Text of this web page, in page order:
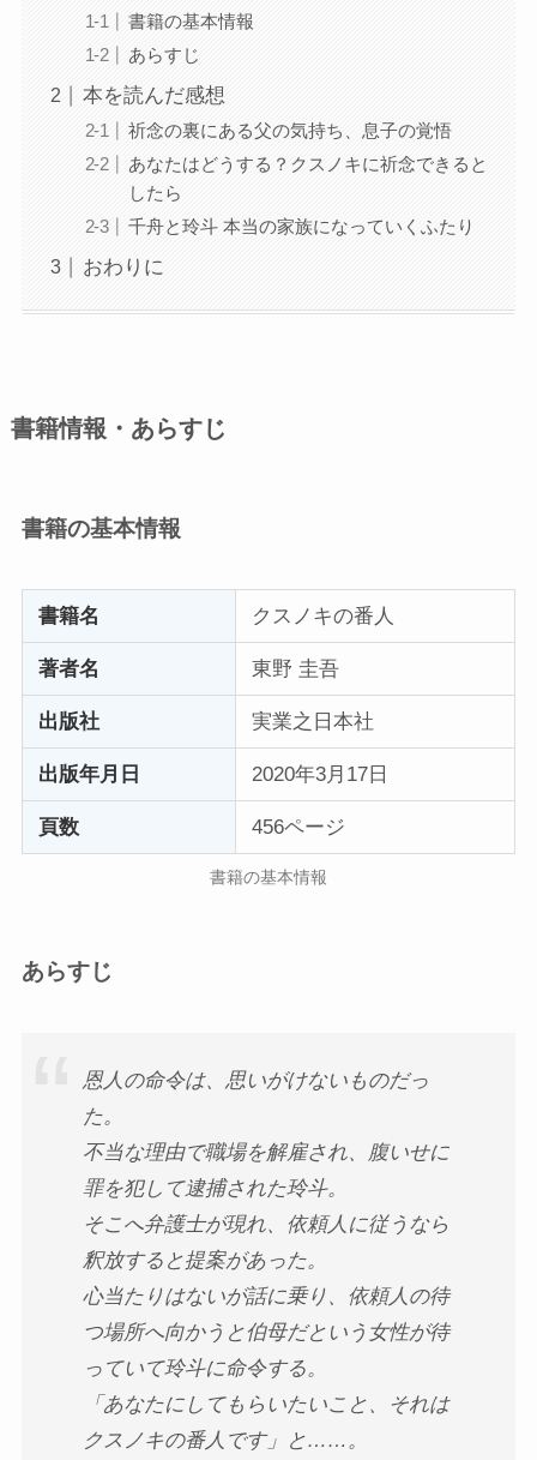
書籍の基本情報
あらすじ
本を読んだ感想
祈念の裏にある父の気持ち、息子の覚悟
あなたはどうする？クスノキに祈念できると
したら
千舟と玲斗 本当の家族になっていくふたり
おわりに
書籍情報・あらすじ
書籍の基本情報
書籍名 クスノキの番人
著者名 東野 圭吾
出版社 実業之日本社
出版年月日 2020年3月17日
頁数 456ページ
書籍の基本情報
あらすじ
恩人の命令は、思いがけないものだっ
た。
不当な理由で職場を解雇され、腹いせに
罪を犯して逮捕された玲斗。
そこへ弁護士が現れ、依頼人に従うなら
釈放すると提案があった。
心当たりはないが話に乗り、依頼人の待
つ場所へ向かうと伯母だという女性が待
っていて玲斗に命令する。
「あなたにしてもらいたいこと、それは
クスノキの番人です」と……。